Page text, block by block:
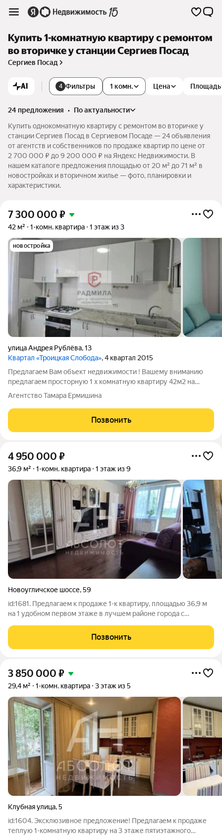
Купить 1-комнатную квартиру с ремонтом
во вторичке у станции Сергиев Посад
Сергиев Посад
AI 4 Фильтры 1 комн. Цена Площадь
24 предложения •
по актуальности
Купить однокомнатную квартиру с ремонтом во вторичке у
станции Сергиев Посад в Сергиевом Посаде — 24 объявления
от агентств и собственников по продаже квартир по цене от
2 700 000 ₽ до 9 200 000 ₽ на Яндекс Недвижимости. В
нашем каталоге предложения площадью от 20 м² до 71 м² в
новостройках и вторичном жилье — фото, планировки и
характеристики.
7 300 000 ₽
42 м² 1-комн. квартира 1 этаж из 3
новостройка
улица Андрея Рублёва,13
Квартал «Троицкая Слобода», 4 квартал 2015
Предлагаем Вам объект недвижимости ! Вашему вниманию
предлагаем просторную 1 х комнатную квартиру 42м2 на
высоком 1ом этаже 3х этажного кирпичного дома, в новом "
ЖК Троицкая Слобода" В квартире выполнен евро-ремонт:
изолированная комната ,окна ПВХ
Агентство Тамара Ермишина
Позвонить
4 950 000 ₽
36,9 м² 1-комн. квартира 1 этаж из 9
Новоугличское шоссе,59
id:1681. Предлагаем к продаже 1-к квартиру, площадью 36,9 м
на 1 удобном первом этаже в лучшем районе города с
Новоугличское шоссе, дом 59 Во дворе детские и спортивные
площадки, парковочные
Позвонить
3 850 000 ₽
29,4 м² 1-комн. квартира 3 этаж из 5
Клубная улица,5
id:1604. Эксклюзивное предложение! Предлагаем к продаже
теплую 1-комнатную квартиру на 3 этаже пятиэтажного